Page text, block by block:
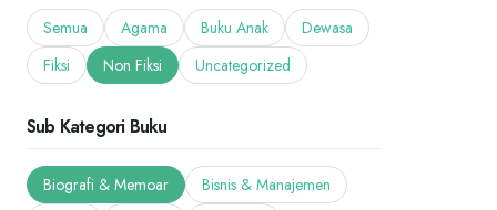
Semua Agama Buku Anak
Dewasa
Fiksi
Non Fiksi Uncategorized
Sub Kategori Buku
Biografi & Memoar
Bisnis & Manajemen